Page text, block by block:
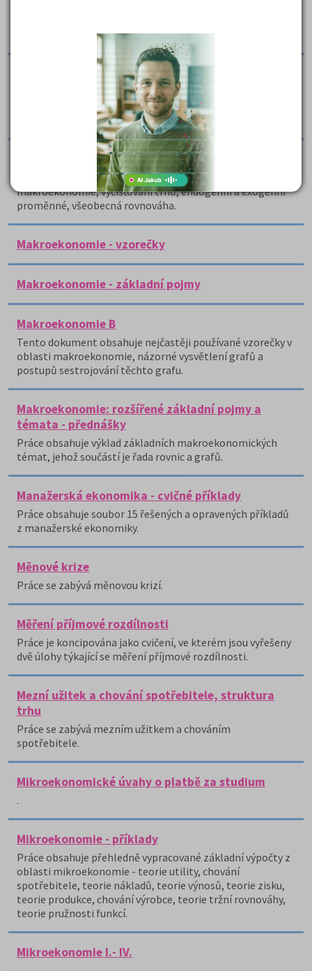
makroekonomická rovnováha.
Makroekonomické veličiny
Práce je koncipována jako cvičení, ve kterém je vyřešena
úloha týkající se analýzy makroekonomických
agregátních veličin.
Makroekonomie
Ekonomická rovnováha - mikroekonomie x
makroekonomie, vyčišťování trhů, endogenní a exogenní
proměnné, všeobecná rovnováha.
Makroekonomie - vzorečky
Makroekonomie - základní pojmy
Makroekonomie B
Tento dokument obsahuje nejčastěji používané vzorečky v
oblasti makroekonomie, názorné vysvětlení grafů a
postupů sestrojování těchto grafu.
Makroekonomie: rozšířené základní pojmy a
témata - přednášky
Práce obsahuje výklad základních makroekonomických
témat, jehož součástí je řada rovnic a grafů.
Manažerská ekonomika - cvičné příklady
Práce obsahuje soubor 15 řešených a opravených příkladů
z manažerské ekonomiky.
Měnové krize
Práce se zabývá měnovou krizí.
Měření příjmové rozdílnosti
Práce je koncipována jako cvičení, ve kterém jsou vyřešeny
dvě úlohy týkající se měření příjmové rozdílnosti.
Mezní užitek a chování spotřebitele, struktura
trhu
Práce se zabývá mezním užitkem a chováním
spotřebitele.
Mikroekonomické úvahy o platbě za studium
.
Mikroekonomie - příklady
Práce obsahuje přehledně vypracované základní výpočty z
oblasti mikroekonomie - teorie utility, chování
spotřebitele, teorie nákladů, teorie výnosů, teorie zisku,
teorie produkce, chování výrobce, teorie tržní rovnováhy,
teorie pružnosti funkcí.
Mikroekonomie I.- IV.